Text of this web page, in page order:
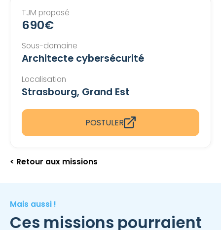
TJM proposé
690€
Sous-domaine
Architecte cybersécurité
Localisation
Strasbourg, Grand Est
POSTULER
< Retour aux missions
Mais aussi !
Ces missions pourraient